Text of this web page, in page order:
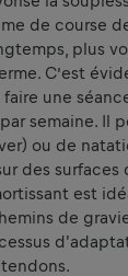
de course
plus
C’est
une
semaine. Il
ou de
des surfaces
est
de